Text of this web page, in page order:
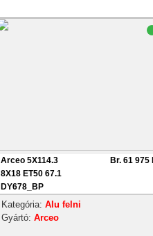
Arceo 5X114.3
8X18 ET50 67.1
DY678_BP
Br. 61 975
Kategória: Alu felni
Gyártó: Arceo